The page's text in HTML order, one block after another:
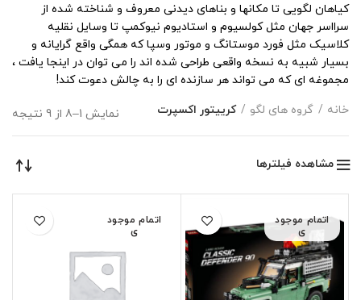
کیاهان لگویی تا مکانها و بناهای دیدنی معروف و شناخته شده از
سرااسر جهان مثل کولسیوم و استادیوم نیوکمپ تا وسایل نقلیه
کلاسیک مثل فورد موستانگ و موتور وسپا که همگی واقع گرایانه و
بسیار شبیه به نسخه واقعی طراحی شده اند را می توان در اینجا یافت ،
مجموغه ای که می تواند هر سازنده ای را به چالش دعوت کند!
خانه
گروه های لگو کرییتور اکسپرت نمایش 1–8 از 9 نتیجه
مشاهده فیلترها
اتمام موجود
ی
اتمام موجود
ی